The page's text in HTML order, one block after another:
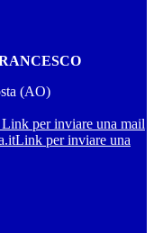
(AO)
Link per inviare una mail
Link per inviare una